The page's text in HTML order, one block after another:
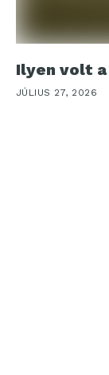
Ilyen volt
JÚLIUS 27, 2026